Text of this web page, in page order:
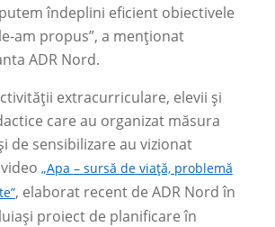
îndeplini eficient obiectivele
am propus”, a menționat
ADR Nord.
extracurriculare, elevii și
care au organizat măsura
de sensibilizare au vizionat
„Apa –sursă de viață, problemă
, elaborat recent de ADR Nord în
proiect de planificare în